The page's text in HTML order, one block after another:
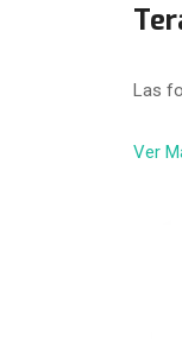
Las
Ver